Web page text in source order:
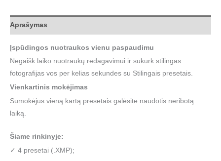
Aprašymas
Įspūdingos nuotraukos vienu paspaudimu
Negaišk laiko nuotraukų redagavimui ir sukurk stilingas
fotografijas vos per kelias sekundes su Stilingais presetais.
Vienkartinis mokėjimas
Sumokėjus vieną kartą presetais galėsite naudotis neribotą
laiką.
Šiame rinkinyje:
✓ 4 presetai (.XMP);